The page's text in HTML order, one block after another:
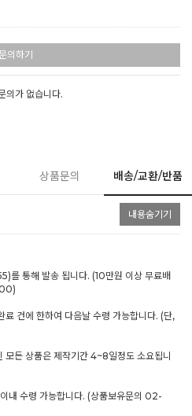
문의하기
의가 없습니다.
상품문의 배송/교환/반품
내용숨기기
를 통해 발송 됩니다. (10만원 이상 무료배
료 건에 한하여 다음날 수령 가능합니다. (단,
모든 상품은 제작기간 4~8일정도 소요됩니
내 수령 가능합니다. (상품보유문의 02-